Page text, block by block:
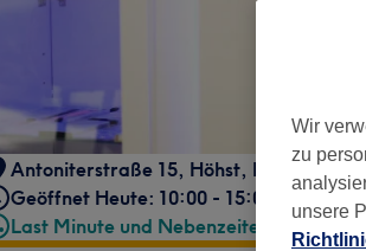
Antoniterstraße 15, Höhst, Frankfurt,
Geöffnet Heute: 10:00 - 15:00
Last Minute und Nebenzeiten
Wir
zu
unsere